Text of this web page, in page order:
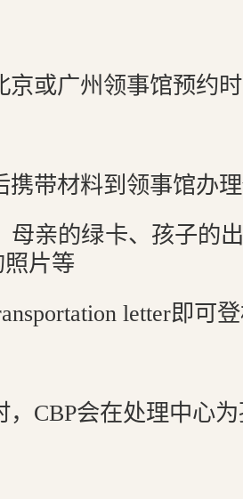
京或广州领事馆预约
携带材料到领事馆办理
母亲的绿卡、孩子的
片等
letter即可
，CBP会在处理中心